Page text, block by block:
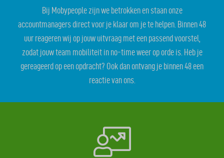
Bij Mobypeople zijn we betrokken en staan onze
accountmanagers direct voor je klaar om je te helpen. Binnen 48
uur reageren wij op jouw uitvraag met een passend voorstel,
zodat jouw team mobiliteit in no-time weer op orde is. Heb je
gereageerd op een opdracht? Ook dan ontvang je binnen 48 een
reactie van ons.